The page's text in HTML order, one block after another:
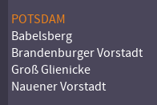
POTSDAM
Babelsberg
Brandenburger Vorstadt
Groß Glienicke
Nauener Vorstadt